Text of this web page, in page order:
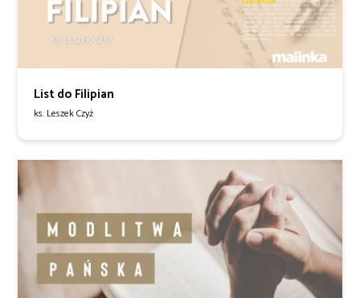
List do Filipian
ks. Leszek Czyż